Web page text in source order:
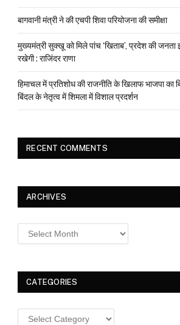
बागवानी मंत्री ने की एचपी शिवा परियोजना की समीक्षा
मुख्यमंत्री सुक्खू को मिले पांच ‘खिताब’, प्रदेश की जनता
रखेगी : राजिंदर राणा
हिमाचल में प्रतिशोध की राजनीति के खिलाफ भाजपा का
बिंदल के नेतृत्व में शिमला में विशाल प्रदर्शन
RECENT COMMENTS
ARCHIVES
Archives
CATEGORIES
Categories